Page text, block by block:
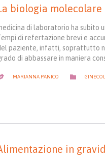
biologia
di laboratorio ha subito
di refertazione brevi e
paziente, infatti, soprattutto
di abbassare in maniera
MARIANNA PANICO 
in